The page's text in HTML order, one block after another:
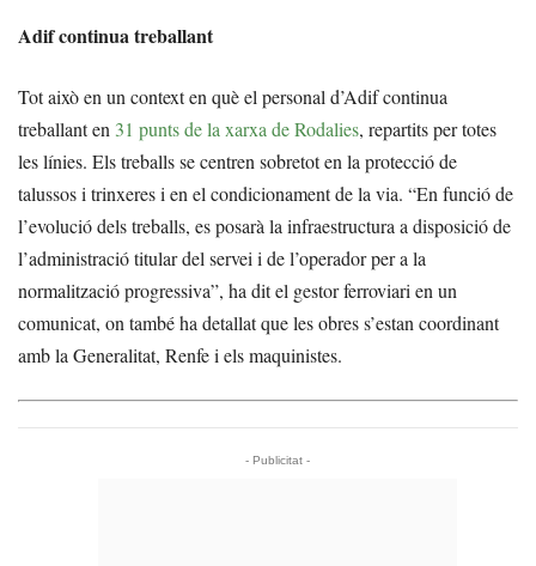
Adif continua treballant
Tot això en un context en què el personal d’Adif continua
treballant en 31 punts de la xarxa de Rodalies, repartits per totes
les línies. Els treballs se centren sobretot en la protecció de
talussos i trinxeres i en el condicionament de la via. “En funció de
l’evolució dels treballs, es posarà la infraestructura a disposició de
l’administració titular del servei i de l’operador per a la
normalització progressiva”, ha dit el gestor ferroviari en un
comunicat, on també ha detallat que les obres s’estan coordinant
amb la Generalitat, Renfe i els maquinistes.
- Publicitat -